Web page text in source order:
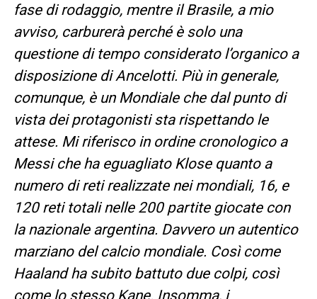
fase di rodaggio, mentre il Brasile, a mio
avviso, carburerà perché è solo una
questione di tempo considerato l’organico a
disposizione di Ancelotti. Più in generale,
comunque, è un Mondiale che dal punto di
vista dei protagonisti sta rispettando le
attese. Mi riferisco in ordine cronologico a
Messi che ha eguagliato Klose quanto a
numero di reti realizzate nei mondiali, 16, e
120 reti totali nelle 200 partite giocate con
la nazionale argentina. Davvero un autentico
marziano del calcio mondiale. Così come
Haaland ha subito battuto due colpi, così
come lo stesso Kane. Insomma, i